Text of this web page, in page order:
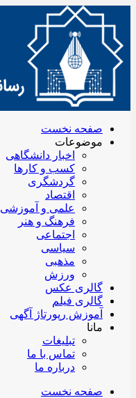
صفحه نخست
موضوعات
اخبار دانشگاهی
کسب و کارها
گردشگری
اقتصاد
علمی و آموزشی
فرهنگ و هنر
اجتماعی
سیاسی
مذهبی
ورزش
گالری عکس
گالری فیلم
آموزش رپورتاژ آگهی
مانا
تبلیغات
تماس با ما
درباره ما
صفحه نخست